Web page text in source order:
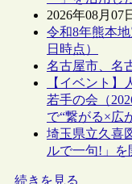
2026年08月07
令和8年熊本
日時点）
名古屋市、名
【イベント
若手の会（
で“繋がる×広
埼玉県立久喜
ルで一句!」を
続きを見る